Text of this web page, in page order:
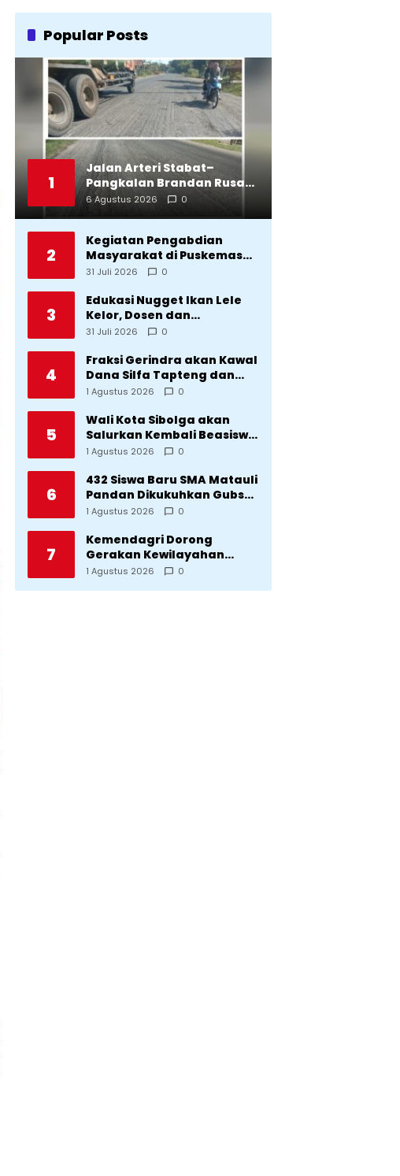
Popular Posts
1
Jalan Arteri Stabat–
Pangkalan Brandan Rusak,
Pengendara Terancam
Celaka
6 Agustus 2026 0
2
Kegiatan Pengabdian
Masyarakat di Puskemas
Sitadatada
31 Juli 2026 0
3
Edukasi Nugget Ikan Lele
Kelor, Dosen dan
Mahasiswa Dorong
Desa Silangkitang
Kecamatan Pahae Jae
31 Juli 2026 0
4
Fraksi Gerindra akan Kawal
Dana Silfa Tapteng dan
TKD Rp298 Miliar: Jangan
dan Provinsi Diklaim
Kerjaan Tapteng
1 Agustus 2026 0
5
Wali Kota Sibolga akan
Salurkan Kembali Beasiswa
Rp1 Miliar: Diproritaskan
Bencana
1 Agustus 2026 0
6
432 Siswa Baru SMA Matauli
Pandan Dikukuhkan Gubsu:
32 Tahun Matauli Cetak
1 Agustus 2026 0
7
Kemendagri Dorong
Gerakan Kewilayahan
Lawan Tuberkulosis
1 Agustus 2026 0